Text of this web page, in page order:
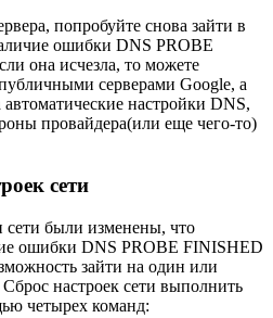
попробуйте снова зайти в
ошибки DNS PROBE
она исчезла, то можете
серверами Google, а
автоматические настройки DNS,
провайдера(или еще чего-то)
сети
были изменены, что
ошибки DNS PROBE FINISHED
зайти на один или
настроек сети выполнить
четырех команд: